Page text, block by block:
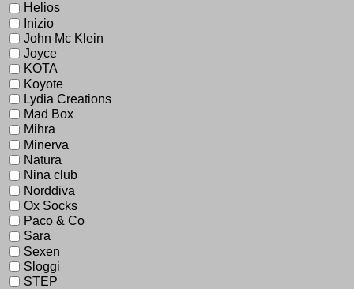
Helios
Inizio
John Mc Klein
Joyce
KOTA
Koyote
Lydia Creations
Mad Box
Mihra
Minerva
Natura
Nina club
Norddiva
Ox Socks
Paco & Co
Sara
Sexen
Sloggi
STEP